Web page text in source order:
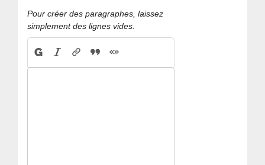
Pour créer des paragraphes, laissez
simplement des lignes vides.